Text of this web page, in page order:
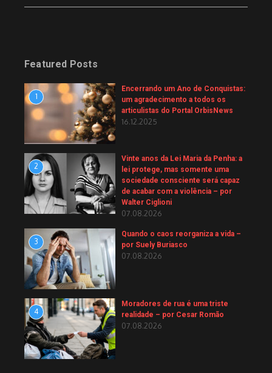
Featured Posts
1
Encerrando um Ano de Conquistas:
um agradecimento a todos os
articulistas do Portal OrbisNews
16.12.2025
2
Vinte anos da Lei Maria da Penha: a
lei protege, mas somente uma
sociedade consciente será capaz
de acabar com a violência – por
Walter Ciglioni
07.08.2026
3
Quando o caos reorganiza a vida –
por Suely Buriasco
07.08.2026
4
Moradores de rua é uma triste
realidade – por Cesar Romão
07.08.2026